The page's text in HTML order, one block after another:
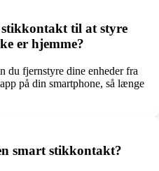
til at styre
er hjemme?
du fjernstyre dine enheder fra
på din smartphone, så længe
smart stikkontakt?